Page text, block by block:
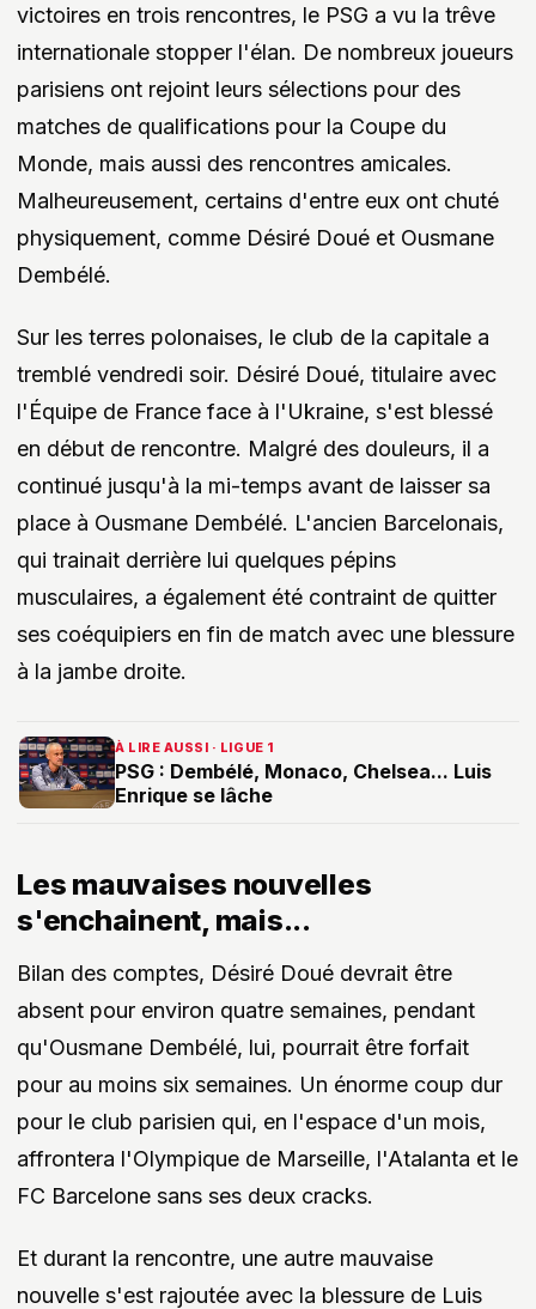
victoires en trois rencontres, le PSG a vu la trêve
internationale stopper l'élan. De nombreux joueurs
parisiens ont rejoint leurs sélections pour des
matches de qualifications pour la Coupe du
Monde, mais aussi des rencontres amicales.
Malheureusement, certains d'entre eux ont chuté
physiquement, comme Désiré Doué et Ousmane
Dembélé.
Sur les terres polonaises, le club de la capitale a
tremblé vendredi soir. Désiré Doué, titulaire avec
l'Équipe de France face à l'Ukraine, s'est blessé
en début de rencontre. Malgré des douleurs, il a
continué jusqu'à la mi-temps avant de laisser sa
place à Ousmane Dembélé. L'ancien Barcelonais,
qui trainait derrière lui quelques pépins
musculaires, a également été contraint de quitter
ses coéquipiers en fin de match avec une blessure
à la jambe droite.
À LIRE AUSSI · LIGUE 1
PSG : Dembélé, Monaco, Chelsea... Luis
Enrique se lâche
Les mauvaises nouvelles
s'enchainent, mais...
Bilan des comptes, Désiré Doué devrait être
absent pour environ quatre semaines, pendant
qu'Ousmane Dembélé, lui, pourrait être forfait
pour au moins six semaines. Un énorme coup dur
pour le club parisien qui, en l'espace d'un mois,
affrontera l'Olympique de Marseille, l'Atalanta et le
FC Barcelone sans ses deux cracks.
Et durant la rencontre, une autre mauvaise
nouvelle s'est rajoutée avec la blessure de Luis